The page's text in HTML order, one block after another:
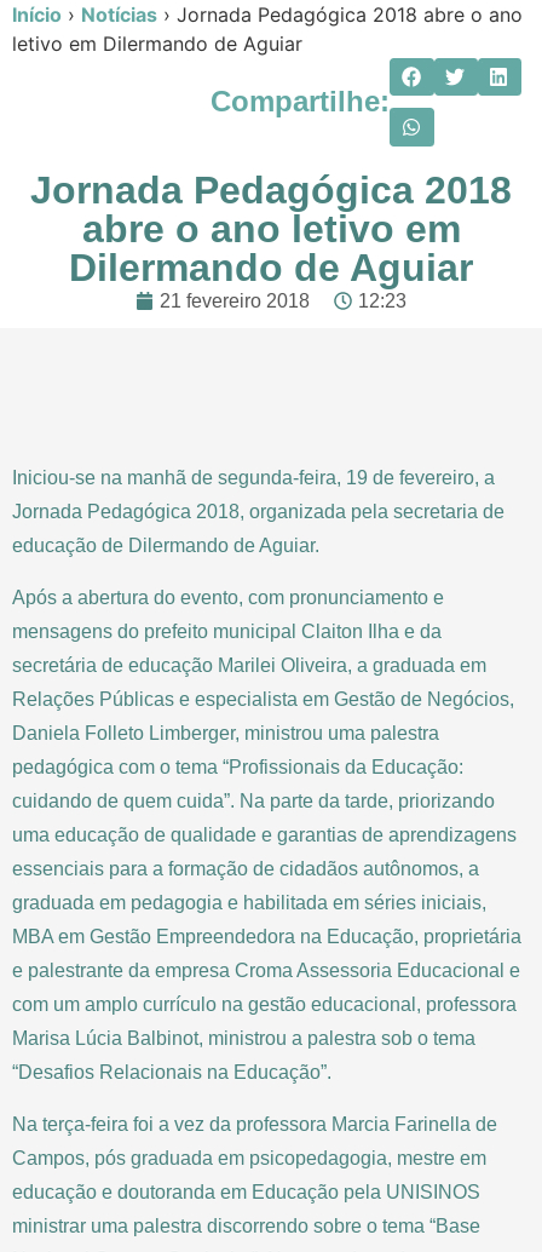
Início › Notícias › Jornada Pedagógica 2018 abre o ano
letivo em Dilermando de Aguiar
Compartilhe:
Jornada Pedagógica 2018
abre o ano letivo em
Dilermando de Aguiar
21 fevereiro 2018 12:23
Iniciou-se na manhã de segunda-feira, 19 de fevereiro, a
Jornada Pedagógica 2018, organizada pela secretaria de
educação de Dilermando de Aguiar.
Após a abertura do evento, com pronunciamento e
mensagens do prefeito municipal Claiton Ilha e da
secretária de educação Marilei Oliveira, a graduada em
Relações Públicas e especialista em Gestão de Negócios,
Daniela Folleto Limberger, ministrou uma palestra
pedagógica com o tema “Profissionais da Educação:
cuidando de quem cuida”. Na parte da tarde, priorizando
uma educação de qualidade e garantias de aprendizagens
essenciais para a formação de cidadãos autônomos, a
graduada em pedagogia e habilitada em séries iniciais,
MBA em Gestão Empreendedora na Educação, proprietária
e palestrante da empresa Croma Assessoria Educacional e
com um amplo currículo na gestão educacional, professora
Marisa Lúcia Balbinot, ministrou a palestra sob o tema
“Desafios Relacionais na Educação”.
Na terça-feira foi a vez da professora Marcia Farinella de
Campos, pós graduada em psicopedagogia, mestre em
educação e doutoranda em Educação pela UNISINOS
ministrar uma palestra discorrendo sobre o tema “Base